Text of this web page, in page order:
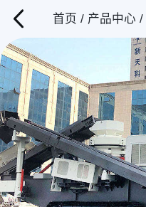
首页 / 产品中心 /